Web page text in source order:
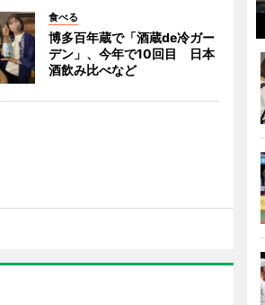
食べる
博多百年蔵で「酒蔵de冷ガー
デン」、今年で10回目 日本
酒飲み比べなど